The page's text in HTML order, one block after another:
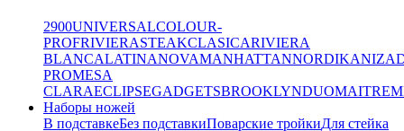
2900UNIVERSALCOLOUR-
PROFRIVIERASTEAKCLASICARIVIERA
BLANCALATINANOVAMANHATTANNORDIKANIZA
PROMESA
CLARAECLIPSEGADGETSBROOKLYNDUOMAITRE
Наборы ножей
В подставкеБез подставкиПоварские тройкиДля стейка